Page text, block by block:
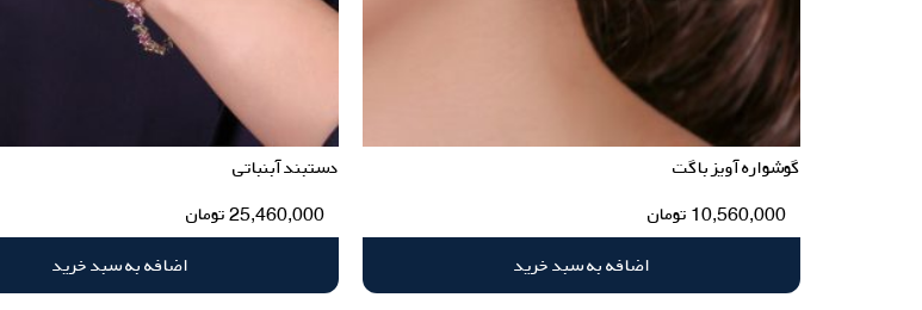
گوشواره آویز باگت
10,560,000 تومان
اضافه به سبد خرید
دستبند آبنباتی
25,460,000تومان
اضافه به سبد خرید